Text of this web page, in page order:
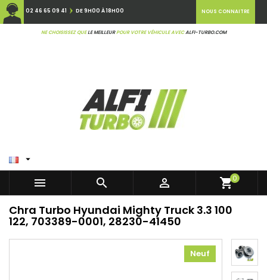
02 46 65 09 41 DE 9H00 À 18H00
NE CHOISISSEZ QUELE MEILLEURPOUR VOTRE VÉHICULE AVECALFI-TURBO.COM
NOUS CONNAITRE

   shopping_cart0
Chra Turbo Hyundai Mighty Truck 3.3 100
122, 703389-0001, 28230-41450
Neuf